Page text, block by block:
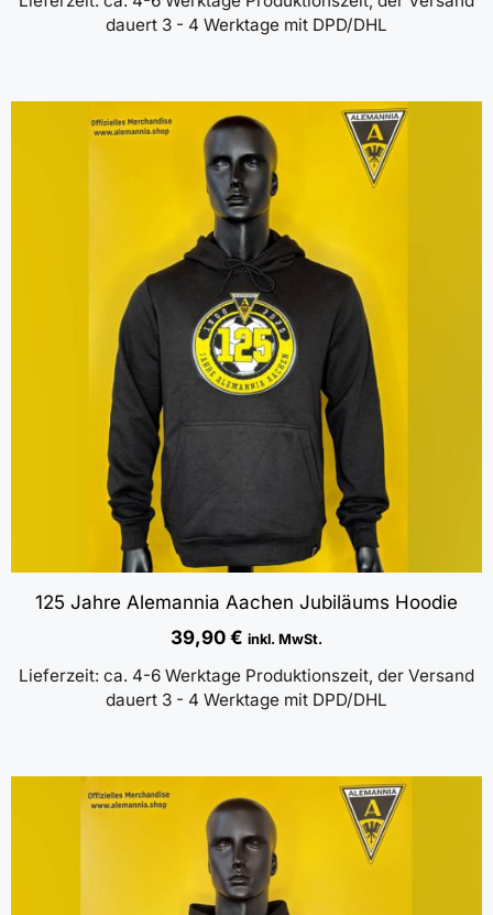
dauert 3 - 4 Werktage mit DPD/DHL
125 Jahre Alemannia Aachen Jubiläums Hoodie
39,90 € inkl. MwSt.
Lieferzeit: ca. 4-6 Werktage Produktionszeit, der Versand
dauert 3 - 4 Werktage mit DPD/DHL